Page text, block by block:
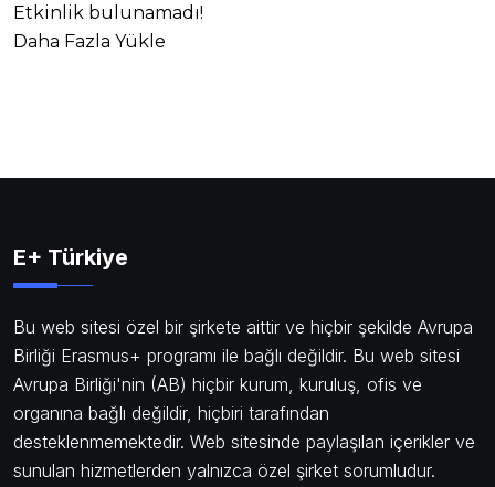
Etkinlik bulunamadı!
Daha Fazla Yükle
E+ Türkiye
Bu web sitesi özel bir şirkete aittir ve hiçbir şekilde Avrupa
Birliği Erasmus+ programı ile bağlı değildir. Bu web sitesi
Avrupa Birliği'nin (AB) hiçbir kurum, kuruluş, ofis ve
organına bağlı değildir, hiçbiri tarafından
desteklenmemektedir. Web sitesinde paylaşılan içerikler ve
sunulan hizmetlerden yalnızca özel şirket sorumludur.